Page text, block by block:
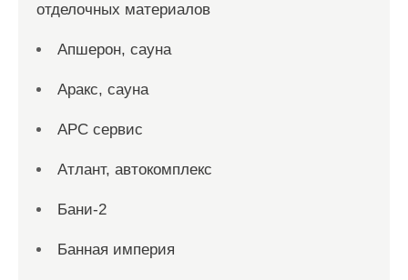
отделочных материалов
Апшерон, сауна
Аракс, сауна
АРС сервис
Атлант, автокомплекс
Бани-2
Банная империя